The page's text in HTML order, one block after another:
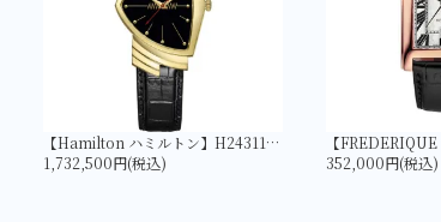
【Hamilton ハミルトン】H24311730 ベンチュラ Quartz Gold | LIMITED EDITION
1,732,500円(税込)
352,000円(税込)